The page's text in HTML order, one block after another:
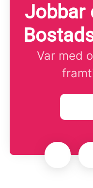
Jobbar
Var med